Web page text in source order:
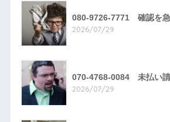
080-9726-7771 確認を
2026/07/29
070-4768-0084 未払い
2026/07/29